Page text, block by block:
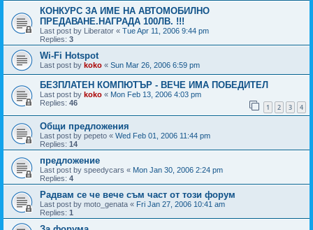
КОНКУРС ЗА ИМЕ НА АВТОМОБИЛНО
ПРЕДАВАНЕ.НАГРАДА 100ЛВ. !!!
Last post by Liberator « Tue Apr 11, 2006 9:44 pm
Replies: 3
Wi-Fi Hotspot
Last post by koko « Sun Mar 26, 2006 6:59 pm
БЕЗПЛАТЕН КОМПЮТЪР - ВЕЧЕ ИМА ПОБЕДИТЕЛ
Last post by koko « Mon Feb 13, 2006 4:03 pm
Replies: 46 1 2 3 4
Общи предложения
Last post by pepeto « Wed Feb 01, 2006 11:44 pm
Replies: 14
предложение
Last post by speedycars « Mon Jan 30, 2006 2:24 pm
Replies: 4
Радвам се че вече съм част от този форум
Last post by moto_genata « Fri Jan 27, 2006 10:41 am
Replies: 1